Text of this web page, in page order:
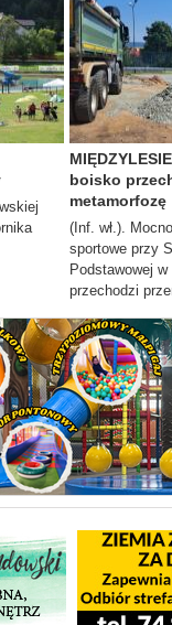
boisko
metamorfozę
(Inf. wł.).
sportowe przy
Podstawowej
przechodzi